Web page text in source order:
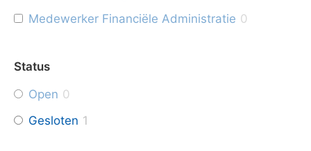
Medewerker Financiële Administratie 0
Status
Open 0
Gesloten 1